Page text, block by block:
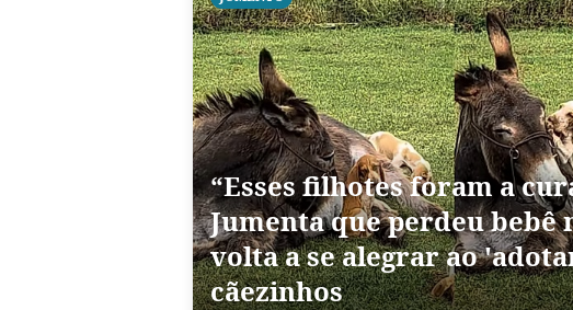
“Esses filhotes foram a
Jumenta que perdeu bebê
volta a se alegrar ao
cãezinhos